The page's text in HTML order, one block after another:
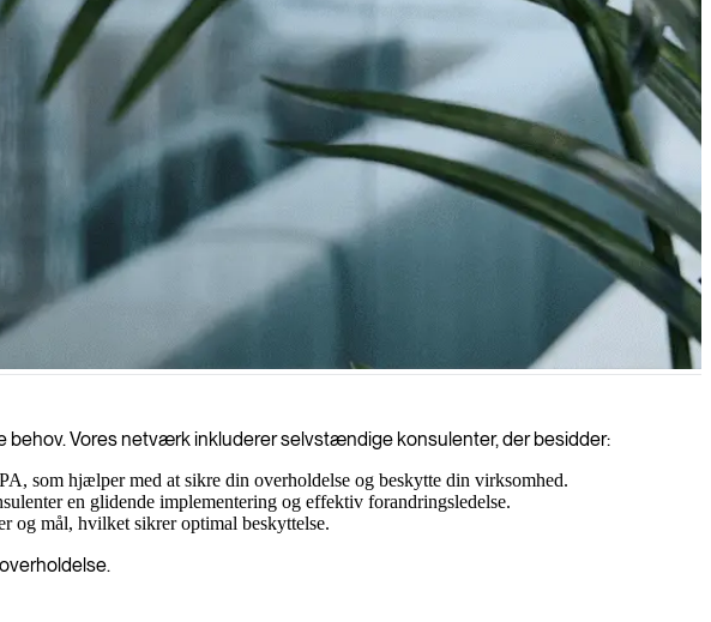
overholdelse af regulatoriske krav.
Vores netværk inkluderer selvstændige konsulenter, der besidder:
som hjælper med at sikre din overholdelse og beskytte din virksomhed.
en glidende implementering og effektiv forandringsledelse.
og mål, hvilket sikrer optimal beskyttelse.